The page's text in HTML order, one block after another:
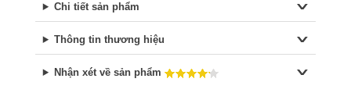
Chi tiết sản phẩm
Thông tin thương hiệu
Nhận xét về sản phẩm